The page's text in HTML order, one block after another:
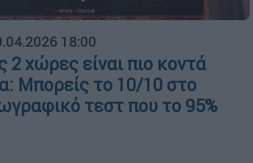
18:00
2 χώρες είναι πιο κοντά
Μπορείς το 10/10 στο
τεστ που το 95%